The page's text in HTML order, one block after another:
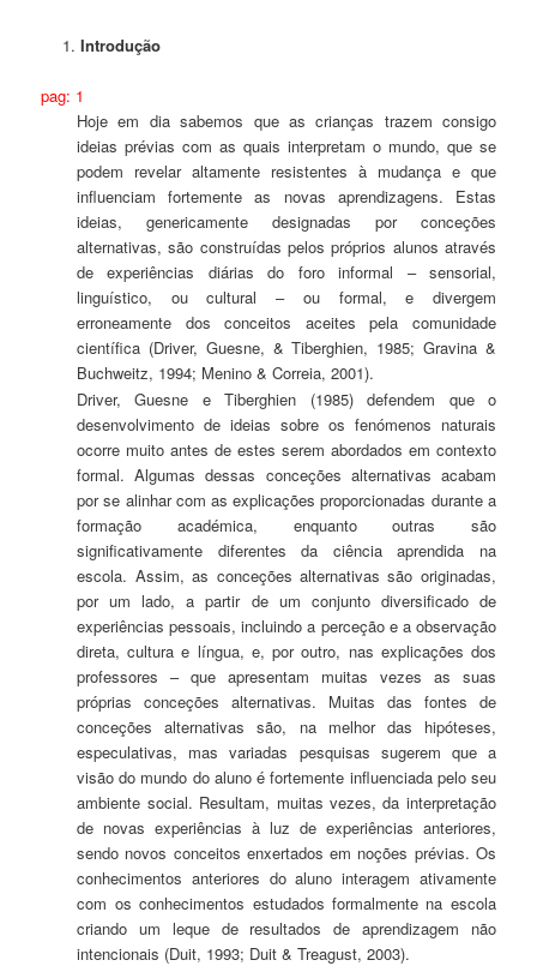
Introdução
pag: 1
Hoje em dia sabemos que as crianças trazem consigo
ideias prévias com as quais interpretam o mundo, que se
podem revelar altamente resistentes à mudança e que
influenciam fortemente as novas aprendizagens. Estas
ideias, genericamente designadas por conceções
alternativas, são construídas pelos próprios alunos através
de experiências diárias do foro informal – sensorial,
linguístico, ou cultural – ou formal, e divergem
erroneamente dos conceitos aceites pela comunidade
científica (Driver, Guesne, & Tiberghien, 1985; Gravina &
Buchweitz, 1994; Menino & Correia, 2001).
Driver, Guesne e Tiberghien (1985) defendem que o
desenvolvimento de ideias sobre os fenómenos naturais
ocorre muito antes de estes serem abordados em contexto
formal. Algumas dessas conceções alternativas acabam
por se alinhar com as explicações proporcionadas durante a
formação académica, enquanto outras são
significativamente diferentes da ciência aprendida na
escola. Assim, as conceções alternativas são originadas,
por um lado, a partir de um conjunto diversificado de
experiências pessoais, incluindo a perceção e a observação
direta, cultura e língua, e, por outro, nas explicações dos
professores – que apresentam muitas vezes as suas
próprias conceções alternativas. Muitas das fontes de
conceções alternativas são, na melhor das hipóteses,
especulativas, mas variadas pesquisas sugerem que a
visão do mundo do aluno é fortemente influenciada pelo seu
ambiente social. Resultam, muitas vezes, da interpretação
de novas experiências à luz de experiências anteriores,
sendo novos conceitos enxertados em noções prévias. Os
conhecimentos anteriores do aluno interagem ativamente
com os conhecimentos estudados formalmente na escola
criando um leque de resultados de aprendizagem não
intencionais (Duit, 1993; Duit & Treagust, 2003).